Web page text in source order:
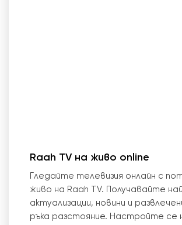
Raah TV на живо online
Гледайте телевизия онлайн с
живо на Raah TV. Получавайте
актуализации, новини и
ръка разстояние. Настройте се